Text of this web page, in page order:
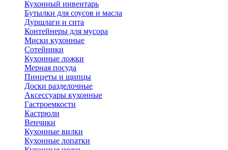
Кухонный инвентарь
Бутылки для соусов и масла
Дуршлаги и сита
Контейнеры для мусора
Миски кухонные
Сотейники
Кухонные ложки
Мерная посуда
Пинцеты и щипцы
Доски разделочные
Аксессуары кухонные
Гастроемкости
Кастрюли
Венчики
Кухонные вилки
Кухонные лопатки